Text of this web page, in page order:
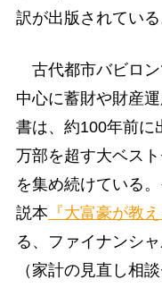
訳が出版されている
古代都市バビロン
中心に蓄財や財産
書は、約100年前に
万部を超す大ベス
を集め続けている
説本 『大富豪が教
る、ファイナンシ
（家計の見直し相